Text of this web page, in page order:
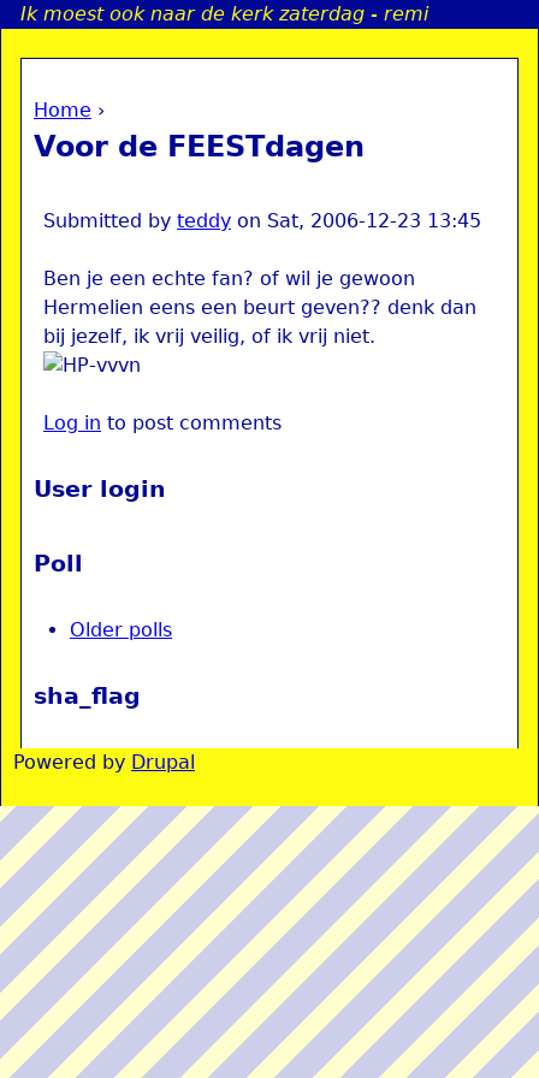
Jump to navigation
Ik moest ook naar de kerk zaterdag - remi
You are here
Home ›
Voor de FEESTdagen
Submitted by teddy on Sat, 2006-12-23 13:45
Ben je een echte fan? of wil je gewoon
Hermelien eens een beurt geven?? denk dan
bij jezelf, ik vrij veilig, of ik vrij niet.
Log in to post comments
User login
Poll
Older polls
sha_flag
Powered by Drupal